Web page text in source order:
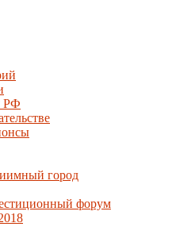
РФ
город
форум